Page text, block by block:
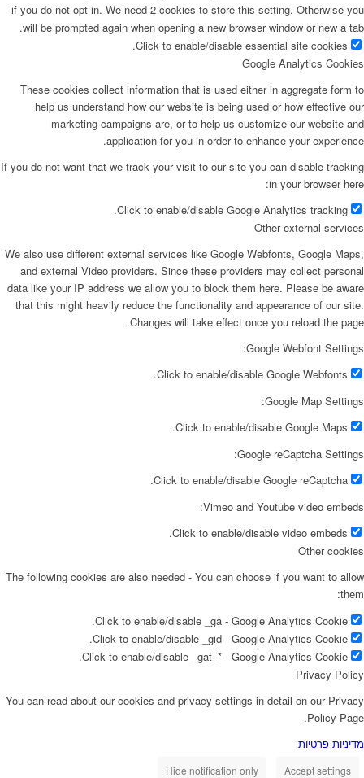
if you do not opt in. We need 2 cookies to store this setting. Otherwise you
will be prompted again when opening a new browser window or new a tab.
Click to enable/disable essential site cookies.
Google Analytics Cookies
These cookies collect information that is used either in aggregate form to
help us understand how our website is being used or how effective our
marketing campaigns are, or to help us customize our website and
application for you in order to enhance your experience.
If you do not want that we track your visit to our site you can disable tracking
in your browser here:
Click to enable/disable Google Analytics tracking.
Other external services
We also use different external services like Google Webfonts, Google Maps,
and external Video providers. Since these providers may collect personal
data like your IP address we allow you to block them here. Please be aware
that this might heavily reduce the functionality and appearance of our site.
Changes will take effect once you reload the page.
Google Webfont Settings:
Click to enable/disable Google Webfonts.
Google Map Settings:
Click to enable/disable Google Maps.
Google reCaptcha Settings:
Click to enable/disable Google reCaptcha.
Vimeo and Youtube video embeds:
Click to enable/disable video embeds.
Other cookies
The following cookies are also needed - You can choose if you want to allow
them:
Click to enable/disable _ga - Google Analytics Cookie.
Click to enable/disable _gid - Google Analytics Cookie.
Click to enable/disable _gat_* - Google Analytics Cookie.
Privacy Policy
You can read about our cookies and privacy settings in detail on our Privacy
Policy Page.
מדיניות פרטיות
Accept settings
Hide notification only